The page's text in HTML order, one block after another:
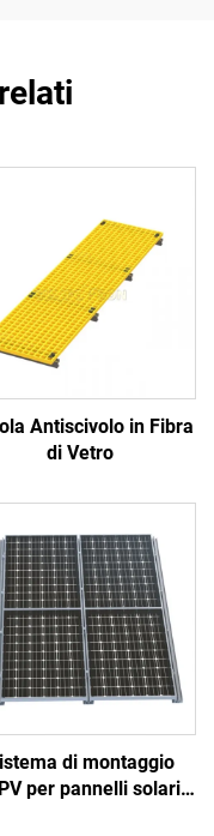
Antiscivolo in Fibra
di Vetro
di montaggio
per pannelli solari